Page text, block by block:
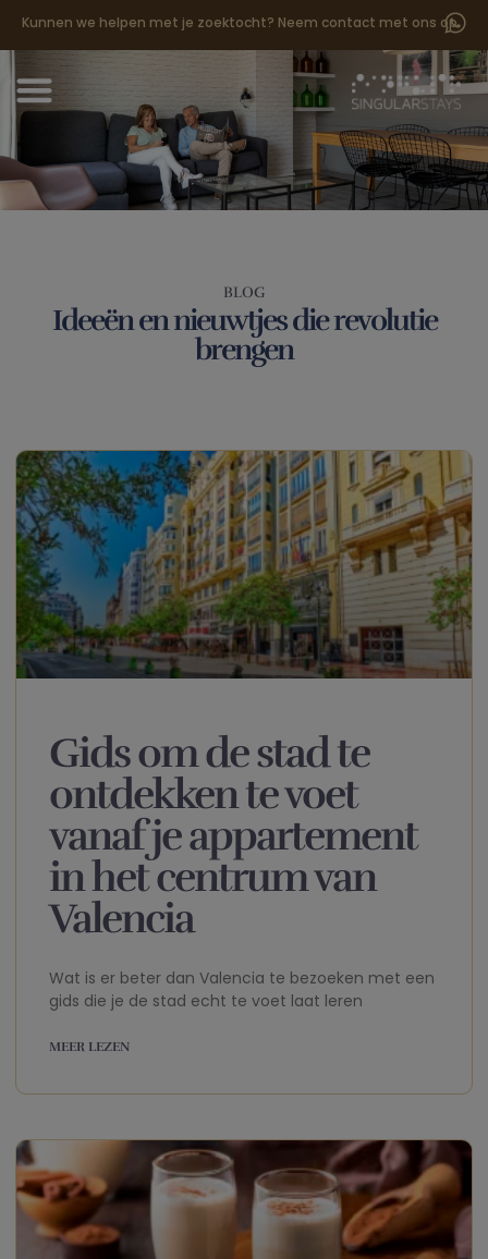
Kunnen we helpen met je zoektocht? Neem contact met ons op
BLOG
Ideeën en nieuwtjes die revolutie
brengen
Gids om de stad te
ontdekken te voet
vanaf je appartement
in het centrum van
Valencia
Wat is er beter dan Valencia te bezoeken met een
gids die je de stad echt te voet laat leren
MEER LEZEN